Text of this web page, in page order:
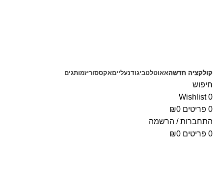
קולקציה חדשהאאוטלטביגודנעלייםאקססוריזמותגים
חיפוש
0
Wishlist
0 פריטים ₪0
התחברות / הרשמה
0 פריטים ₪0